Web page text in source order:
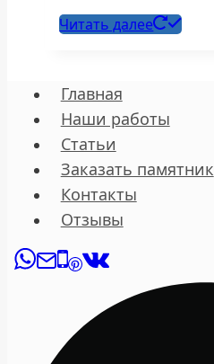
Читать далее
Главная
Наши работы
Статьи
Заказать памятник
Контакты
Отзывы